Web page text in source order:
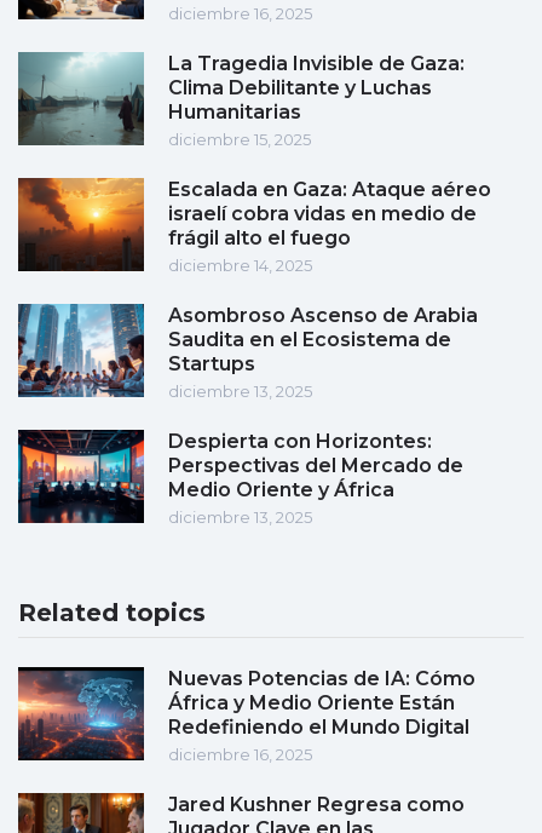
diciembre 16, 2025
La Tragedia Invisible de Gaza:
Clima Debilitante y Luchas
Humanitarias
diciembre 15, 2025
Escalada en Gaza: Ataque aéreo
israelí cobra vidas en medio de
frágil alto el fuego
diciembre 14, 2025
Asombroso Ascenso de Arabia
Saudita en el Ecosistema de
Startups
diciembre 13, 2025
Despierta con Horizontes:
Perspectivas del Mercado de
Medio Oriente y África
diciembre 13, 2025
Related topics
Nuevas Potencias de IA: Cómo
África y Medio Oriente Están
Redefiniendo el Mundo Digital
diciembre 16, 2025
Jared Kushner Regresa como